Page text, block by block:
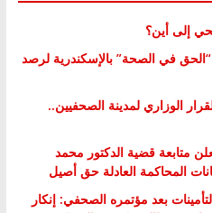
إلى أين؟
في الصحة” بالإسكندرية لرصد
الوزاري لمدينة الصحفيين..
متابعة قضية الدكتور محمد
المحاكمة العادلة حق أصيل
بعد مؤتمره الصحفي: إنكار